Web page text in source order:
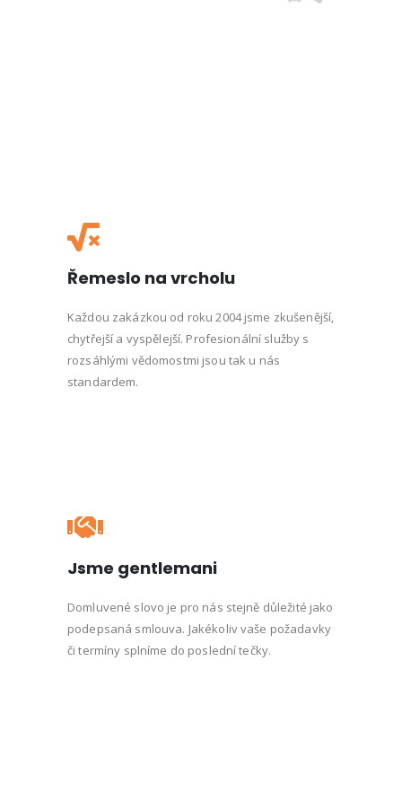
Řemeslo na vrcholu
Každou zakázkou od roku 2004 jsme zkušenější,
chytřejší a vyspělejší. Profesionální služby s
rozsáhlými vědomostmi jsou tak u nás
standardem.
Jsme gentlemani
Domluvené slovo je pro nás stejně důležité jako
podepsaná smlouva. Jakékoliv vaše požadavky
či termíny splníme do poslední tečky.